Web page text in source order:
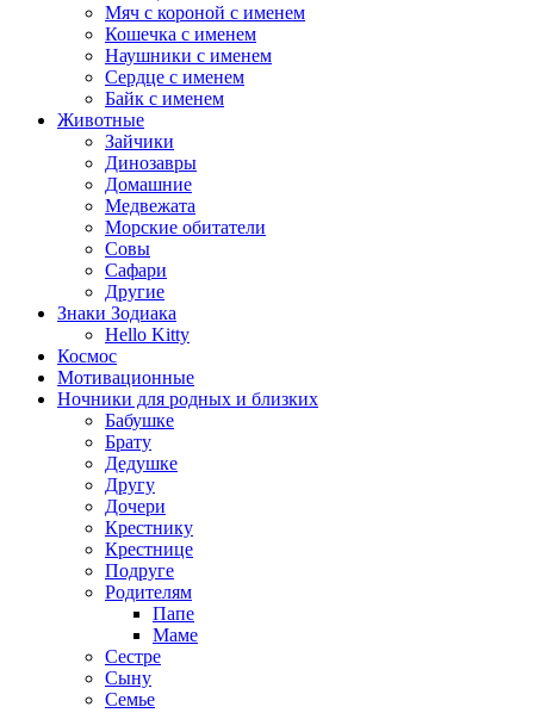
Мяч с короной с именем
Кошечка с именем
Наушники с именем
Сердце с именем
Байк с именем
Животные
Зайчики
Динозавры
Домашние
Медвежата
Морские обитатели
Совы
Сафари
Другие
Знаки Зодиака
Hello Kitty
Космос
Мотивационные
Ночники для родных и близких
Бабушке
Брату
Дедушке
Другу
Дочери
Крестнику
Крестнице
Подруге
Родителям
Папе
Маме
Сестре
Сыну
Семье